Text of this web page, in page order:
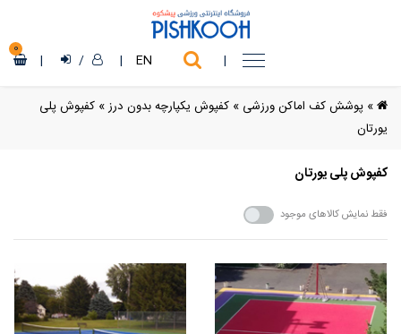
|
EN
|
/
|
0
» پوشش کف اماکن ورزشی » کفپوش یکپارچه بدون درز» کفپوش پلی
یورتان
کفپوش پلی یورتان
فقط نمایش کالاهای موجود